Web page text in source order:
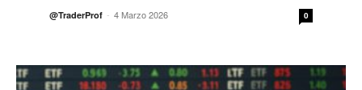
@TraderProf - 4 Marzo 2026 0